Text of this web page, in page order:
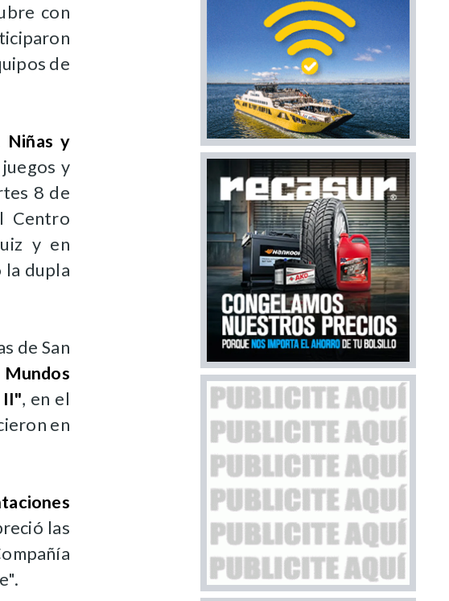
con
de
Niñas y
y
8 de
Centro
y en
la dupla
de San
II", en el
en
las